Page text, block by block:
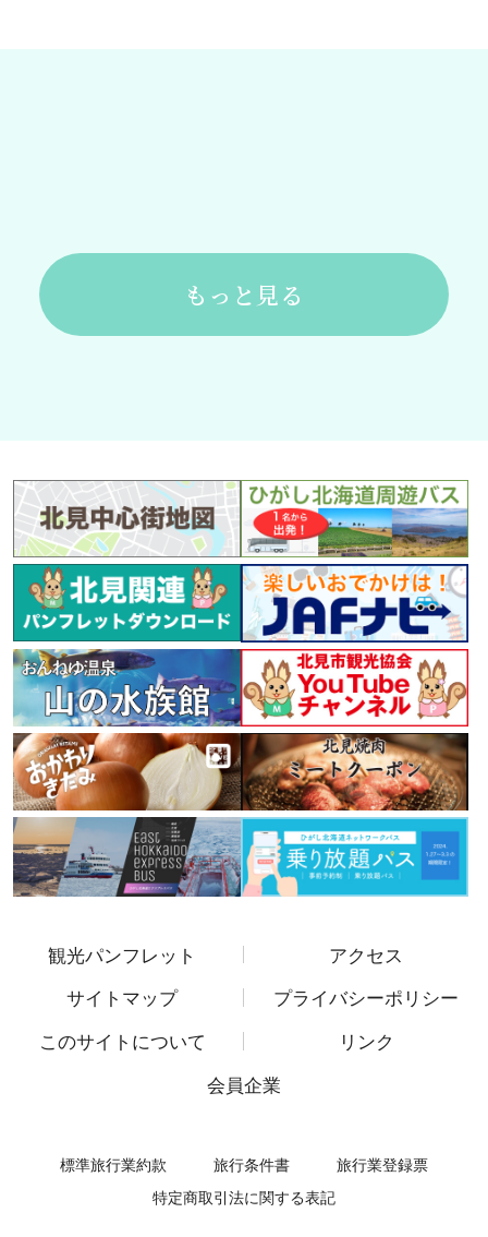
もっと見る
観光パンフレット
アクセス
サイトマップ
プライバシーポリシー
このサイトについて
リンク
会員企業
標準旅行業約款 旅行条件書
旅行業登録票
特定商取引法に関する表記